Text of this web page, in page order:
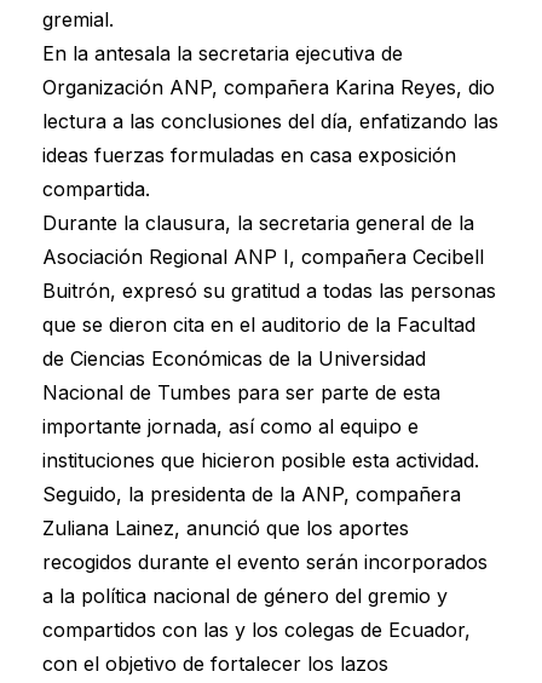
gremial.
En la antesala la secretaria ejecutiva de
Organización ANP, compañera Karina Reyes, dio
lectura a las conclusiones del día, enfatizando las
ideas fuerzas formuladas en casa exposición
compartida.
Durante la clausura, la secretaria general de la
Asociación Regional ANP I, compañera Cecibell
Buitrón, expresó su gratitud a todas las personas
que se dieron cita en el auditorio de la Facultad
de Ciencias Económicas de la Universidad
Nacional de Tumbes para ser parte de esta
importante jornada, así como al equipo e
instituciones que hicieron posible esta actividad.
Seguido, la presidenta de la ANP, compañera
Zuliana Lainez, anunció que los aportes
recogidos durante el evento serán incorporados
a la política nacional de género del gremio y
compartidos con las y los colegas de Ecuador,
con el objetivo de fortalecer los lazos